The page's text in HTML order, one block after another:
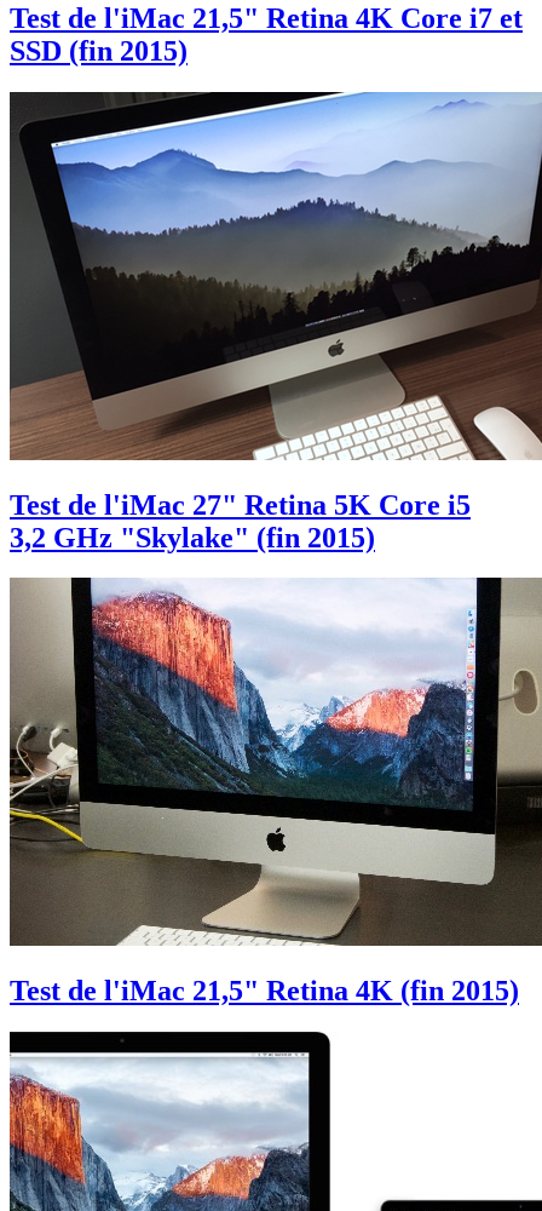
Test de l'iMac 21,5" Retina 4K Core i7 et
SSD (fin 2015)
Test de l'iMac 27" Retina 5K Core i5
3,2 GHz "Skylake" (fin 2015)
Test de l'iMac 21,5" Retina 4K (fin 2015)